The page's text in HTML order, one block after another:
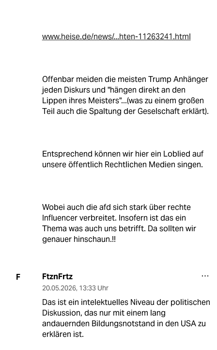
www.heise.de/news/...hten-11263241.html
Offenbar meiden die meisten Trump Anhänger
jeden Diskurs und "hängen direkt an den
Lippen ihres Meisters"...(was zu einem großen
Teil auch die Spaltung der Geselschaft erklärt).
Entsprechend können wir hier ein Loblied auf
unsere öffentlich Rechtlichen Medien singen.
Wobei auch die afd sich stark über rechte
Influencer verbreitet. Insofern ist das ein
Thema was auch uns betrifft. Da sollten wir
genauer hinschaun.!!
F FtznFrtz
20.05.2026, 13:33 Uhr
Das ist ein intelektuelles Niveau der politischen
Diskussion, das nur mit einem lang
andauernden Bildungsnotstand in den USA zu
erklären ist.